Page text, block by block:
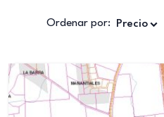
Ordenar por: Precio